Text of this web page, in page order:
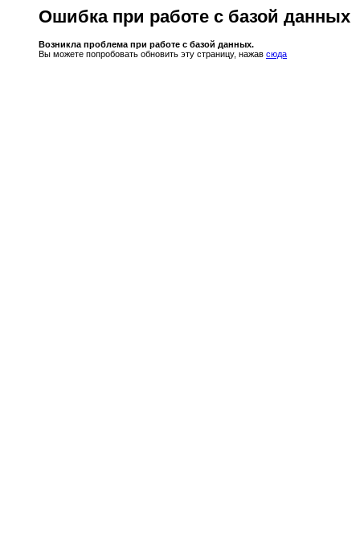
Ошибка при работе с базой данных
Возникла проблема при работе с базой данных.
Вы можете попробовать обновить эту страницу, нажав сюда